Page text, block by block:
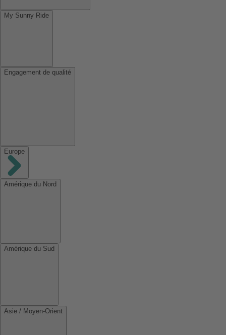
My Sunny Ride
Engagement de qualité
Europe
Amérique du Nord
Amérique du Sud
Asie / Moyen-Orient